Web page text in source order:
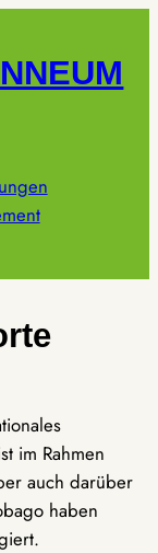
im Rahmen
auch darüber
haben